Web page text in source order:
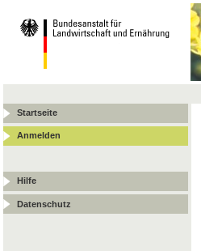
Startseite
Anmelden
Hilfe
Datenschutz